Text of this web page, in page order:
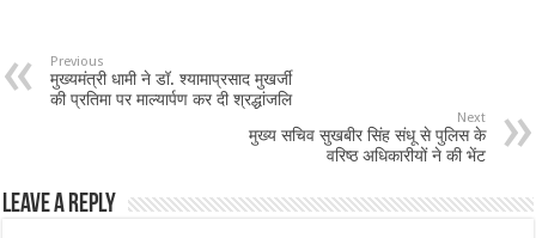
Previous
मुख्यमंत्री धामी ने डॉ. श्यामाप्रसाद मुखर्जी
की प्रतिमा पर माल्यार्पण कर दी श्रद्धांजलि
Next
मुख्य सचिव सुखबीर सिंह संधू से पुलिस के
वरिष्ठ अधिकारीयों ने की भेंट
Leave a Reply